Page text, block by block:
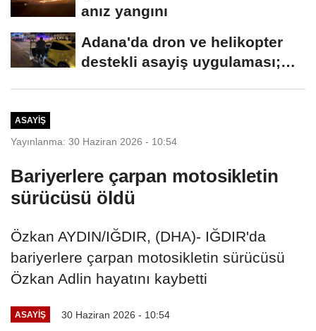
anız yangını
Adana'da dron ve helikopter
destekli asayiş uygulaması;
ASAYIŞ
Yayınlanma: 30 Haziran 2026 - 10:54
Bariyerlere çarpan motosikletin
sürücüsü öldü
Özkan AYDIN/IĞDIR, (DHA)- IĞDIR'da
bariyerlere çarpan motosikletin sürücüsü
Özkan Adlin hayatını kaybetti
ASAYIŞ 30 Haziran 2026 - 10:54